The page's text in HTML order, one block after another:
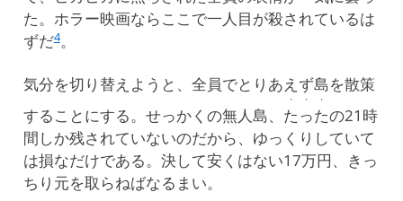
た。ホラー映画ならここで一人目が殺されているは
ずだ4。
気分を切り替えようと、全員でとりあえず島を散策
することにする。せっかくの無人島、 たった
・・・
の21時
間しか残されていないのだから、ゆっくりしていて
は損なだけである。決して安くはない17万円、きっ
ちり元を取らねばなるまい。